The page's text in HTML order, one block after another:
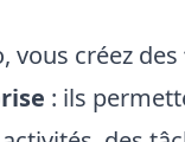
vous créez des
: ils